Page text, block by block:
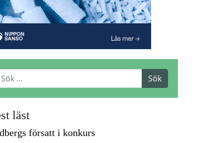
läst
försatt i konkurs